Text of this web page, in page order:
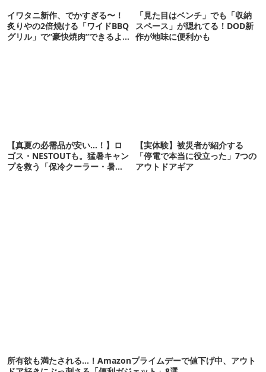
イワタニ新作、でかすぎる〜！
炙りやの2倍焼ける「ワイドBBQ
グリル」で“豪快焼肉”できるよ
「見た目はベンチ」でも「収納
スペース」が隠れてる！DOD新
作が地味に便利かも
【真夏の必需品が安い…！】ロ
ゴス・NESTOUTも。猛暑キャン
プを救う「保冷クーラー・暑さ
【実体験】被災者が紹介する
「停電で本当に役立った」7つの
アウトドアギア
所有欲も満たされる…！Amazonプライムデーで値下げ中、アウト